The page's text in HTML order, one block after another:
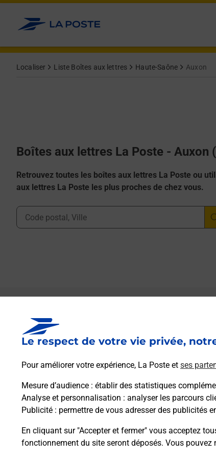
Le respect de votre vie privée,
Pour améliorer votre expérience, La Poste et ses
Mesure d’audience : établir des statistiques
Analyse et personnalisation : analyser les parcours
Publicité : permettre de vous adresser des publicités
En cliquant sur "Accepter et fermer" vous acceptez
fonctionnement du site seront déposés. Vous
Allez au contenu
Localiser Liste Boîtes aux lettres Haute-Saône Auxon
Boîtes aux lettres La Poste - Auxon
Retrouvez toutes les boîtes aux lettres La Poste ou
aux lettres La Poste les plus proches de chez vous.
Ville, Département, Code Postal
Boîte aux lettres La Poste
Prochaine collecte du courrier samedi à
70000 Auxon
Itinéraire